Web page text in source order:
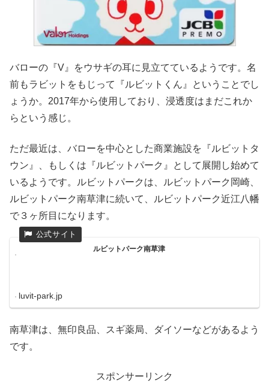
バローの『V』をウサギの耳に見立てているようです。名
前もラビットをもじって『ルビットくん』ということでし
ょうか。2017年から使用しており、浸透度はまだこれか
らという感じ。
ただ最近は、バローを中心とした商業施設を『ルビットタ
ウン』、もしくは『ルビットパーク』として展開し始めて
いるようです。ルビットパークは、ルビットパーク岡崎、
ルビットパーク南草津に続いて、ルビットパーク近江八幡
で３ヶ所目になります。
ルビットパーク南草津
luvit-park.jp
南草津は、無印良品、スギ薬局、ダイソーなどがあるよう
です。
スポンサーリンク